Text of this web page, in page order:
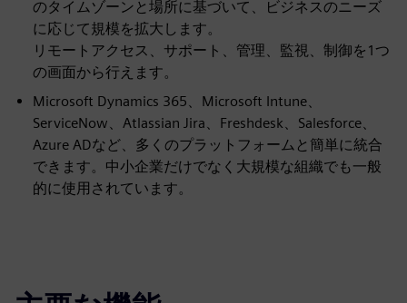
のタイムゾーンと場所に基づいて、ビジネスのニーズ
に応じて規模を拡大します。
リモートアクセス、サポート、管理、監視、制御を1つ
の画面から行えます。
Microsoft Dynamics 365、Microsoft Intune、
ServiceNow、Atlassian Jira、Freshdesk、Salesforce、
Azure ADなど、多くのプラットフォームと簡単に統合
できます。中小企業だけでなく大規模な組織でも一般
的に使用されています。